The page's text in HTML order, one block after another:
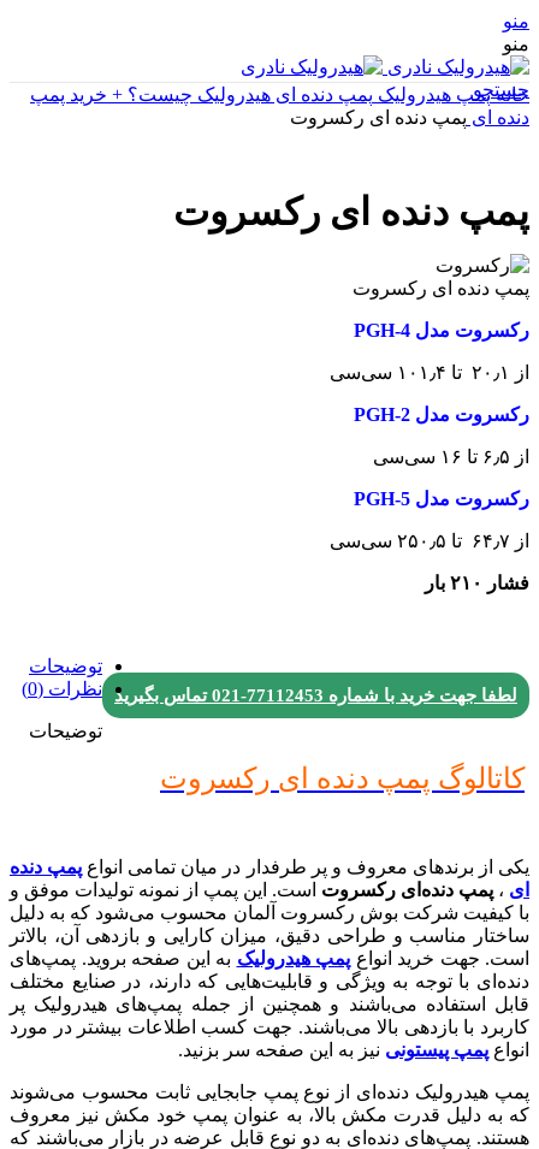
منو
منو
جستجو
خانهپمپ هیدرولیک پمپ دنده ای هیدرولیک چیست؟ + خرید پمپ
دنده ای پمپ دنده ای رکسروت
پمپ دنده ای رکسروت
پمپ دنده ای رکسروت
رکسروت مدل PGH-4
از ۲۰٫۱ تا ۱۰۱٫۴ سی‌سی
رکسروت مدل PGH-2
از ۶٫۵ تا ۱۶ سی‌سی
رکسروت مدل PGH-5
از ۶۴٫۷ تا ۲۵۰٫۵ سی‌سی
فشار ۲۱۰ بار
لطفا جهت خرید با شماره 77112453-021 تماس بگیرید
توضیحات
نظرات (0)
توضیحات
کاتالوگ پمپ دنده ای رکسروت
یکی از برندهای معروف و پر طرفدار در میان تمامی انواع پمپ دنده
ای ، پمپ دنده‌ای رکسروت است. این پمپ از نمونه تولیدات موفق و
با کیفیت شرکت بوش رکسروت آلمان محسوب می‌شود که به دلیل
ساختار مناسب و طراحی دقیق، میزان کارایی و بازدهی آن، بالاتر
است. جهت خرید انواع پمپ هیدرولیک به این صفحه بروید. پمپ‌های
دنده‌ای با توجه به ویژگی و قابلیت‌هایی که دارند، در صنایع مختلف
قابل استفاده می‌باشند و همچنین از جمله پمپ‌‌های هیدرولیک پر
کاربرد با بازدهی بالا می‌باشند. جهت کسب اطلاعات بیشتر در مورد
انواع پمپ پیستونی نیز به این صفحه سر بزنید.
پمپ‌ هیدرولیک دنده‌ای از نوع پمپ جابجایی ثابت محسوب می‌شوند
که به دلیل قدرت مکش بالا، به عنوان پمپ خود مکش نیز معروف
هستند. پمپ‎‌های دنده‌ای به دو نوع قابل عرضه در بازار می‌باشند که